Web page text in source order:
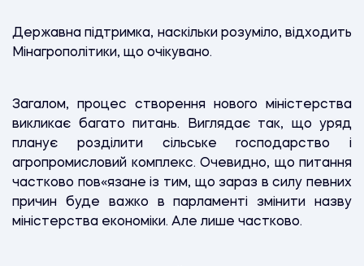
Державна підтримка, наскільки розуміло, відходить
Мінагрополітики, що очікувано.
Загалом, процес створення нового міністерства
викликає багато питань. Виглядає так, що уряд
планує розділити сільське господарство і
агропромисловий комплекс. Очевидно, що питання
частково пов«язане із тим, що зараз в силу певних
причин буде важко в парламенті змінити назву
міністерства економіки. Але лише частково.